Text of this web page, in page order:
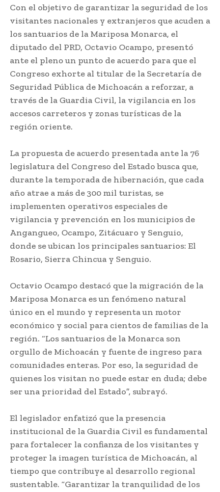
Con el objetivo de garantizar la seguridad de los
visitantes nacionales y extranjeros que acuden a
los santuarios de la Mariposa Monarca, el
diputado del PRD, Octavio Ocampo, presentó
ante el pleno un punto de acuerdo para que el
Congreso exhorte al titular de la Secretaría de
Seguridad Pública de Michoacán a reforzar, a
través de la Guardia Civil, la vigilancia en los
accesos carreteros y zonas turísticas de la
región oriente.
La propuesta de acuerdo presentada ante la 76
legislatura del Congreso del Estado busca que,
durante la temporada de hibernación, que cada
año atrae a más de 300 mil turistas, se
implementen operativos especiales de
vigilancia y prevención en los municipios de
Angangueo, Ocampo, Zitácuaro y Senguio,
donde se ubican los principales santuarios: El
Rosario, Sierra Chincua y Senguio.
Octavio Ocampo destacó que la migración de la
Mariposa Monarca es un fenómeno natural
único en el mundo y representa un motor
económico y social para cientos de familias de la
región. “Los santuarios de la Monarca son
orgullo de Michoacán y fuente de ingreso para
comunidades enteras. Por eso, la seguridad de
quienes los visitan no puede estar en duda; debe
ser una prioridad del Estado”, subrayó.
El legislador enfatizó que la presencia
institucional de la Guardia Civil es fundamental
para fortalecer la confianza de los visitantes y
proteger la imagen turística de Michoacán, al
tiempo que contribuye al desarrollo regional
sustentable. “Garantizar la tranquilidad de los